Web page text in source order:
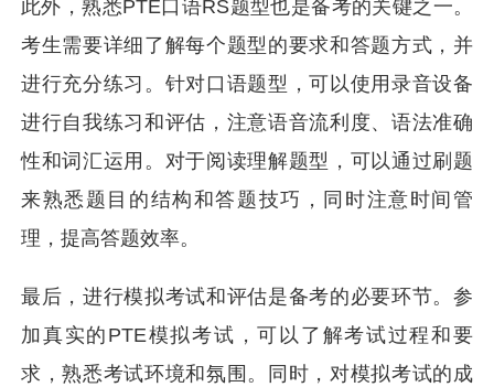
此外，熟悉PTE口语RS题型也是备考的关键之一。
考生需要详细了解每个题型的要求和答题方式，并
进行充分练习。针对口语题型，可以使用录音设备
进行自我练习和评估，注意语音流利度、语法准确
性和词汇运用。对于阅读理解题型，可以通过刷题
来熟悉题目的结构和答题技巧，同时注意时间管
理，提高答题效率。
最后，进行模拟考试和评估是备考的必要环节。参
加真实的PTE模拟考试，可以了解考试过程和要
求，熟悉考试环境和氛围。同时，对模拟考试的成